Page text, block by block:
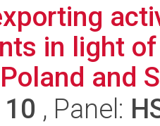
in light
and
10 , Panel: